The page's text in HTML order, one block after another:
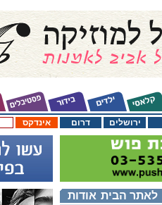
אינדקס דרום ירושלים
אודות לאתר הבית